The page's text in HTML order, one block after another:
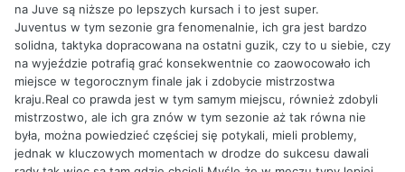
na Juve są niższe po lepszych kursach i to jest super.
Juventus w tym sezonie gra fenomenalnie, ich gra jest bardzo
solidna, taktyka dopracowana na ostatni guzik, czy to u siebie, czy
na wyjeździe potrafią grać konsekwentnie co zaowocowało ich
miejsce w tegorocznym finale jak i zdobycie mistrzostwa
kraju.Real co prawda jest w tym samym miejscu, również zdobyli
mistrzostwo, ale ich gra znów w tym sezonie aż tak równa nie
była, można powiedzieć częściej się potykali, mieli problemy,
jednak w kluczowych momentach w drodze do sukcesu dawali